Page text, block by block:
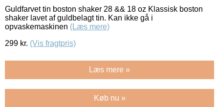
Guldfarvet tin boston shaker 28 && 18 oz Klassisk boston
shaker lavet af guldbelagt tin. Kan ikke gå i
opvaskemaskinen (Læs mere)
299 kr. (Vis fragtpris)
Læs mere »
Køb nu »